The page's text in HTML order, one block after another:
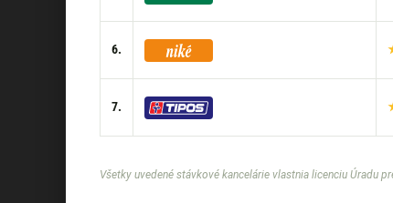
6.
7.
Všetky uvedené stávkové kancelárie vlastnia licenciu Úradu